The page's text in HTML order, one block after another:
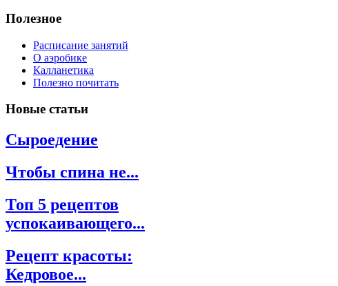
Полезное
Расписание занятий
О аэробике
Калланетика
Полезно почитать
Новые статьи
Сыроедение
Чтобы спина не...
Топ 5 рецептов
успокаивающего...
Рецепт красоты:
Кедровое...